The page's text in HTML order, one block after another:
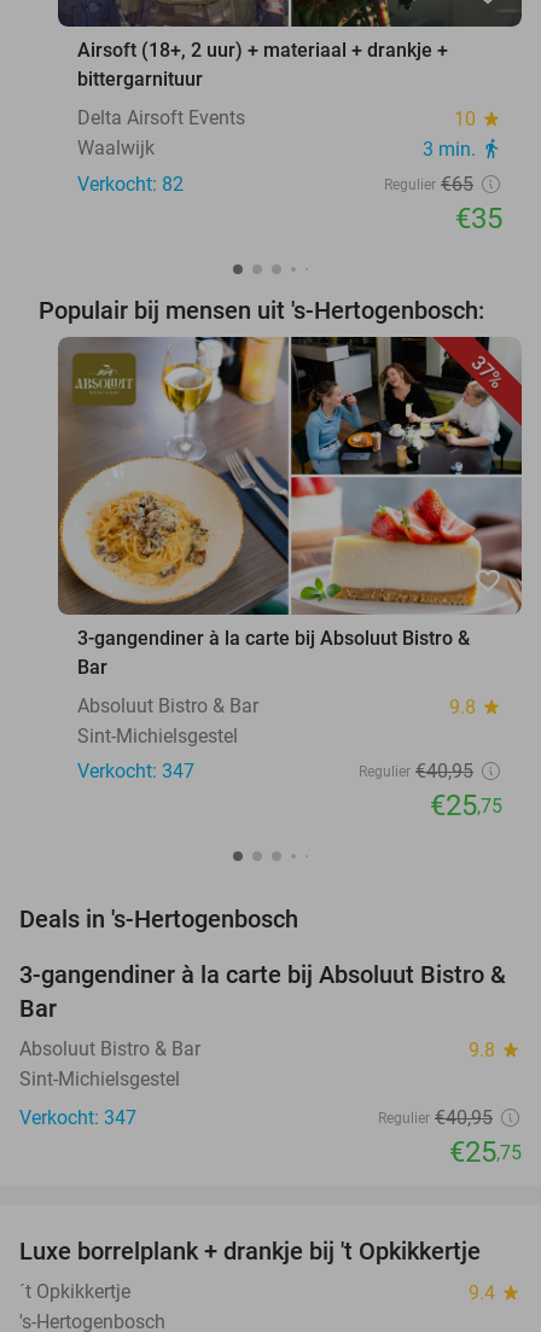
Airsoft (18+, 2 uur) + materiaal + drankje +
bittergarnituur
Delta Airsoft Events
10 star
Waalwijk 3 min. directions_walk
Verkocht: 82 Regulier €65
€35
Populair bij mensen uit 's-Hertogenbosch:
37%
favorite_border
3-gangendiner à la carte bij Absoluut Bistro &
Bar
Absoluut Bistro & Bar
9.8 star
Sint-Michielsgestel
Verkocht: 347
Regulier €40,95
€25,75
Deals in 's-Hertogenbosch
37%
3-gangendiner à la carte bij Absoluut Bistro &
Bar
Absoluut Bistro & Bar 9.8 star
Sint-Michielsgestel
Verkocht: 347
Regulier €40,95
€25,75
41%
TODAY
Luxe borrelplank + drankje bij 't Opkikkertje
´t Opkikkertje 9.4 star
's-Hertogenbosch